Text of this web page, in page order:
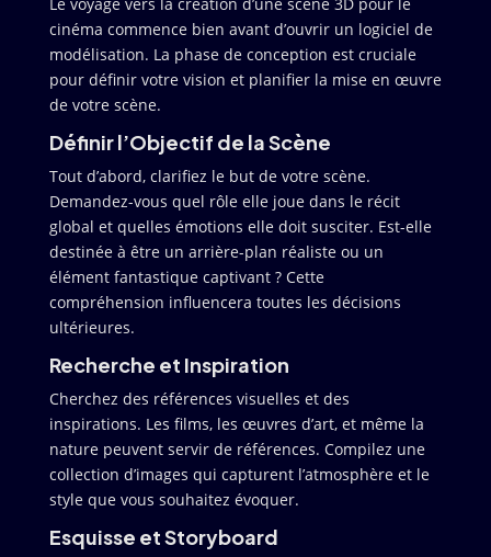
cinéma commence bien avant d’ouvrir un logiciel de
modélisation. La phase de conception est cruciale
pour définir votre vision et planifier la mise en œuvre
de votre scène.
Définir l’Objectif de la Scène
Tout d’abord, clarifiez le but de votre scène.
Demandez-vous quel rôle elle joue dans le récit
global et quelles émotions elle doit susciter. Est-elle
destinée à être un arrière-plan réaliste ou un
élément fantastique captivant ? Cette
compréhension influencera toutes les décisions
ultérieures.
Recherche et Inspiration
Cherchez des références visuelles et des
inspirations. Les films, les œuvres d’art, et même la
nature peuvent servir de références. Compilez une
collection d’images qui capturent l’atmosphère et le
style que vous souhaitez évoquer.
Esquisse et Storyboard